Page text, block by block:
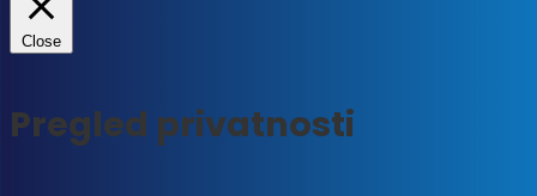
Close
Pregled privatnosti